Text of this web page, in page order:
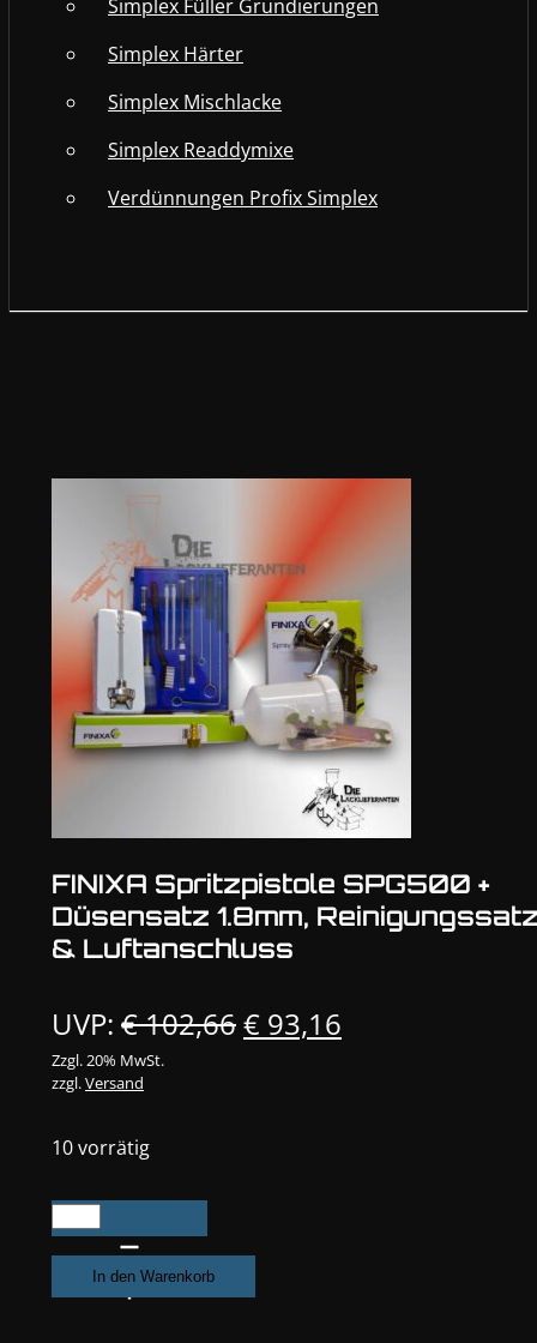
Simplex Füller Grundierungen
Simplex Härter
Simplex Mischlacke
Simplex Readdymixe
Verdünnungen Profix Simplex
FINIXA Spritzpistole SPG500 +
Düsensatz 1.8mm,
& Luftanschluss
UVP: €102,66Ursprünglicher
€ 93,16
Zzgl. 20% MwSt.
zzgl.Versand
10 vorrätig
FINIXA
Spritzpistole
SPG500
+
In den Warenkorb